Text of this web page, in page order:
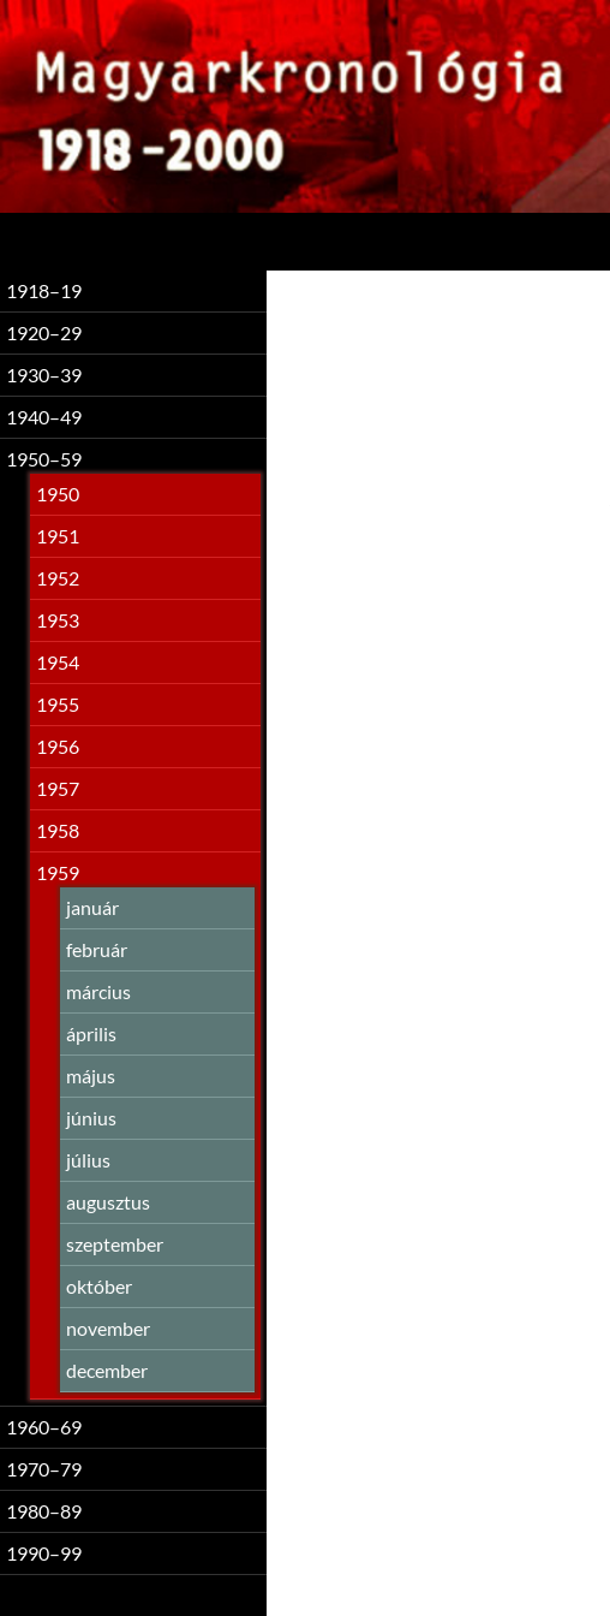
1918–19
1920–29
1930–39
1940–49
1950–59
1950
1951
1952
1953
1954
1955
1956
1957
1958
1959
január
február
március
április
május
június
július
augusztus
szeptember
október
november
december
1960–69
1970–79
1980–89
1990–99